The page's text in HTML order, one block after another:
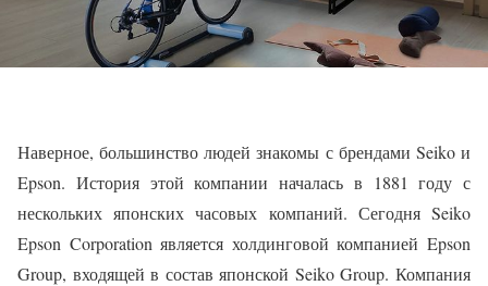
Наверное, большинство людей знакомы с брендами Seiko и
Epson. История этой компании началась в 1881 году с
нескольких японских часовых компаний. Сегодня Seiko
Epson Corporation является холдинговой компанией Epson
Group, входящей в состав японской Seiko Group. Компания